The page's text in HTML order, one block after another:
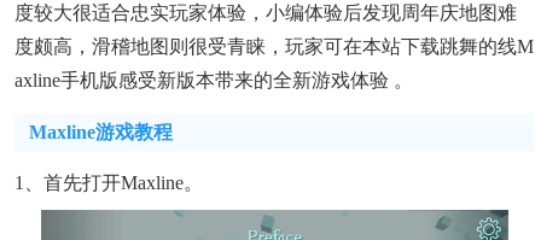
度较大很适合忠实玩家体验，小编体验后发现周年庆地图难
度颇高，滑稽地图则很受青睐，玩家可在本站下载跳舞的线m
Axline手机版感受新版本带来的全新游戏体验 。
Maxline游戏教程
1、首先打开maxline。